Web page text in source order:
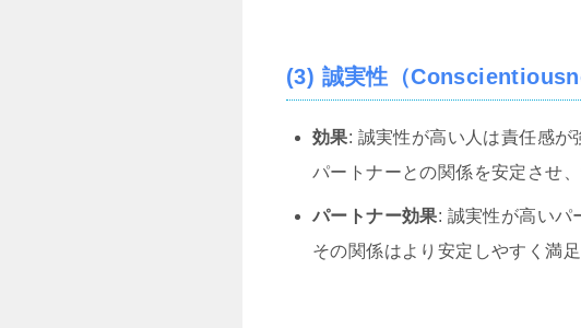
(3) 誠実性（
効果: 誠実性が高い人は責任感が
パートナーとの関係を安定させ
パートナー効果: 誠実性が高いパ
その関係はより安定しやすく満